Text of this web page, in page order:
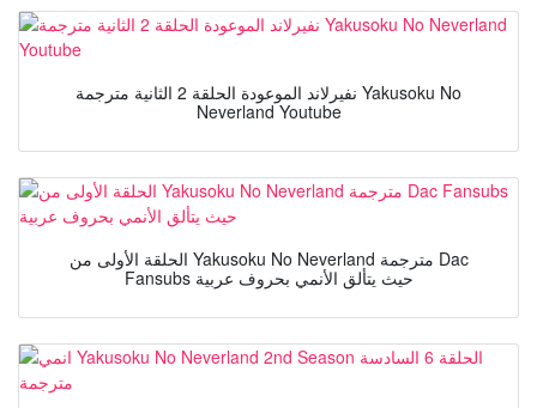
نفيرلاند الموعودة الحلقة 2 الثانية مترجمة Yakusoku No
Neverland Youtube
الحلقة الأولى من Yakusoku No Neverland مترجمة Dac
Fansubs حيث يتألق الأنمي بحروف عربية